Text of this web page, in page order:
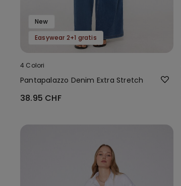
New
Easywear 2+1 gratis
4 Colori
Pantapalazzo Denim Extra Stretch
38.95 CHF